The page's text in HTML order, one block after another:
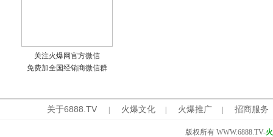
关注火爆网官方微信
免费加全国经销商微信群
关于6888.TV 火爆文化 火爆推广 招商服务
版权所有 WWW.6888.TV-